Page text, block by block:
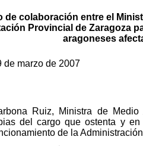
de colaboración entre el
Provincial de Zaragoza
aragoneses
de marzo de 2007
Ruiz, Ministra de
del cargo que ostenta y
de la